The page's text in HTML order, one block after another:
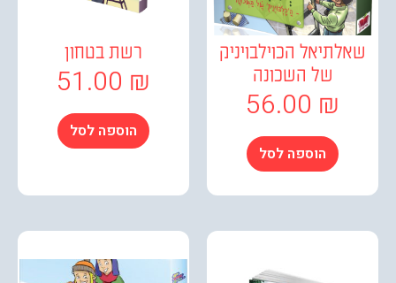
הכוילבויניק
של השכונה
56.00
הוספה לסל
רשת בטחון
51.00
הוספה לסל